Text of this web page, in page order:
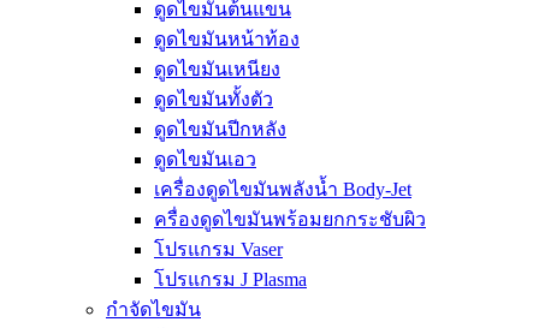
ดูดไขมันต้นแขน
ดูดไขมันหน้าท้อง
ดูดไขมันเหนียง
ดูดไขมันทั้งตัว
ดูดไขมันปีกหลัง
ดูดไขมันเอว
เครื่องดูดไขมันพลังน้ำ Body-Jet
ครื่องดูดไขมันพร้อมยกกระชับผิว
โปรแกรม Vaser
โปรแกรม J Plasma
กำจัดไขมัน